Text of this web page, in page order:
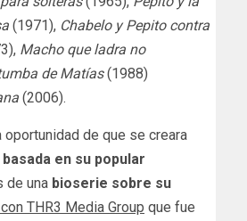
(1971), Chabelo y Pepito contra
Macho que ladra no
de Matías(1988)
(2006).
de que se creara
en su popular
de una bioserie sobre su
THR3 Media Group que fue